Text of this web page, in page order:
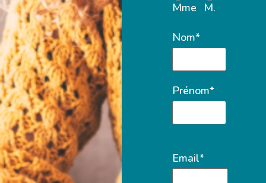
Mme M.
Nom*
Prénom*
Email*